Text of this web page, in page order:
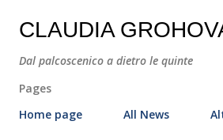
Passa ai contenuti
CLAUDIA
Dal palcoscenico a dietro le quinte
Pages
Home page
All News